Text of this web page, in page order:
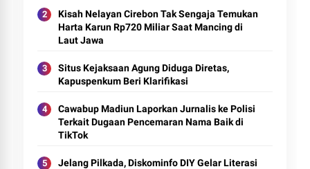
Kisah Nelayan Cirebon Tak Sengaja Temukan
Harta Karun Rp720 Miliar Saat Mancing di
Laut Jawa
Situs Kejaksaan Agung Diduga Diretas,
Kapuspenkum Beri Klarifikasi
Cawabup Madiun Laporkan Jurnalis ke Polisi
Terkait Dugaan Pencemaran Nama Baik di
TikTok
Jelang Pilkada, Diskominfo DIY Gelar Literasi